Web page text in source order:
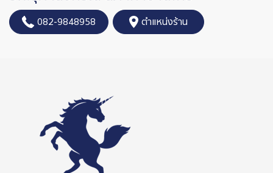
082-9848958 ตำแหน่งร้าน